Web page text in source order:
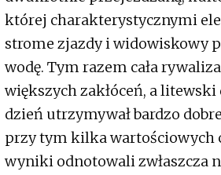
której charakterystycznymi
strome zjazdy i widowiskowy
wodę. Tym razem cała
większych zakłóceń, a litewski
dzień utrzymywał bardzo
przy tym kilka wartościowych
wyniki odnotowali zwłaszcza